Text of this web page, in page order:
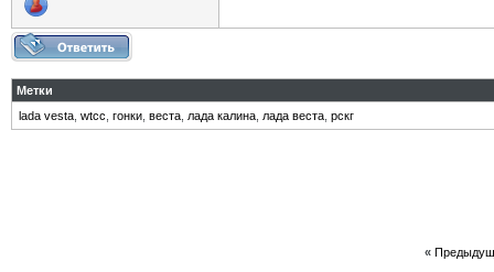
Метки
lada vesta wtcc гонки веста лада калина лада веста рскг
«